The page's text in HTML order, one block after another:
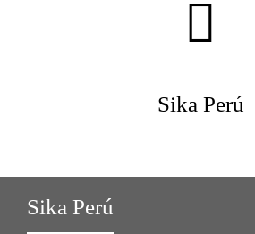
Sika Perú
Sika Perú